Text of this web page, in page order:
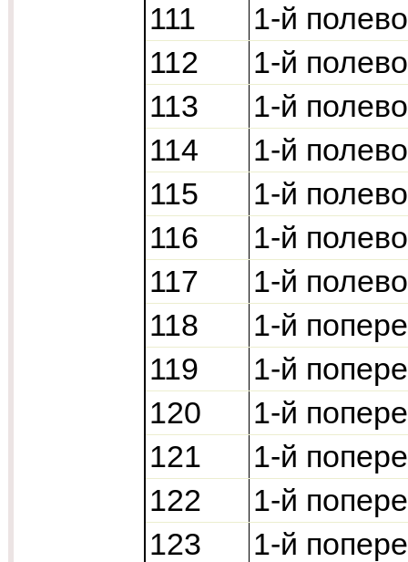
111
1-й
112
1-й
113
1-й
114
1-й
115
1-й
116
1-й
117
1-й
118
1-й
119
1-й
120
1-й
121
1-й
122
1-й
123
1-й